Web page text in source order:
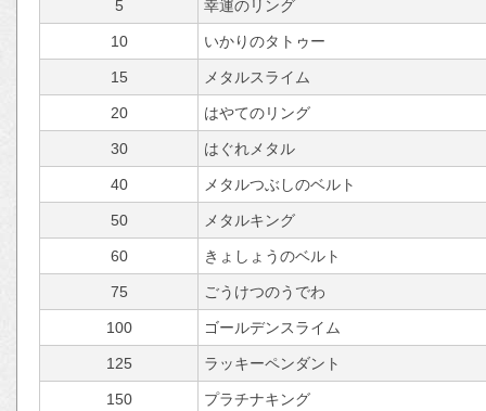
5 幸運のリング
10 いかりのタトゥー
15 メタルスライム
20 はやてのリング
30 はぐれメタル
40 メタルつぶしのベルト
50 メタルキング
60 きょしょうのベルト
75 ごうけつのうでわ
100 ゴールデンスライム
125 ラッキーペンダント
150 プラチナキング